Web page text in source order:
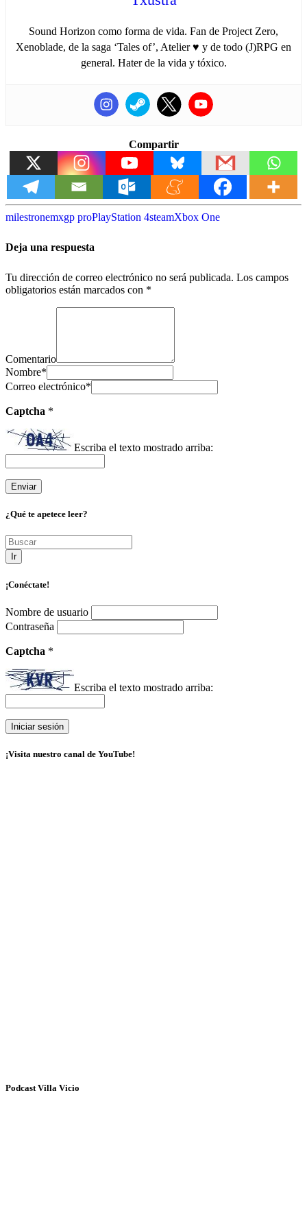
Sound Horizon como forma de vida. Fan de Project Zero,
Xenoblade, de la saga ‘Tales of’, Atelier ♥ y de todo (J)RPG en
general. Hater de la vida y tóxico.
Compartir
milestronemxgp proPlayStation 4steamXbox One
Deja una respuesta
Tu dirección de correo electrónico no será publicada. Los campos
obligatorios están marcados con *
Comentario
Nombre*
Correo electrónico*
Captcha *
Escriba el texto mostrado arriba:
¿Qué te apetece leer?
Ir
¡Conéctate!
Nombre de usuario
Contraseña
Captcha *
Escriba el texto mostrado arriba:
¡Visita nuestro canal de YouTube!
Podcast Villa Vicio